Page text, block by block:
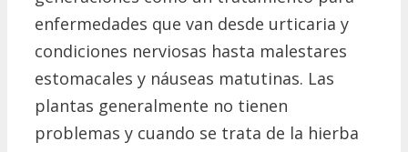
enfermedades que van desde urticaria y
condiciones nerviosas hasta malestares
estomacales y náuseas matutinas. Las
plantas generalmente no tienen
problemas y cuando se trata de la hierba